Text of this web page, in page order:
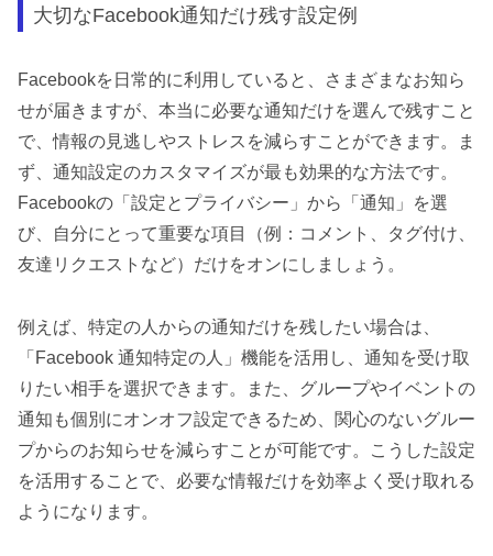
大切なFacebook通知だけ残す設定例
Facebookを日常的に利用していると、さまざまなお知ら
せが届きますが、本当に必要な通知だけを選んで残すこと
で、情報の見逃しやストレスを減らすことができます。ま
ず、通知設定のカスタマイズが最も効果的な方法です。
Facebookの「設定とプライバシー」から「通知」を選
び、自分にとって重要な項目（例：コメント、タグ付け、
友達リクエストなど）だけをオンにしましょう。
例えば、特定の人からの通知だけを残したい場合は、
「Facebook 通知特定の人」機能を活用し、通知を受け取
りたい相手を選択できます。また、グループやイベントの
通知も個別にオンオフ設定できるため、関心のないグルー
プからのお知らせを減らすことが可能です。こうした設定
を活用することで、必要な情報だけを効率よく受け取れる
ようになります。